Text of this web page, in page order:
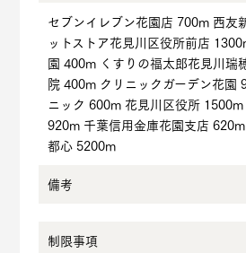
セブンイレブン花園店 700m 西友
ットストア花見川区役所前店
園 400m くすりの福太郎花見川瑞
院 400m クリニックガーデン花園
ニック 600m 花見川区役所
920m 千葉信用金庫花園支店
都心 5200m
備考
制限事項